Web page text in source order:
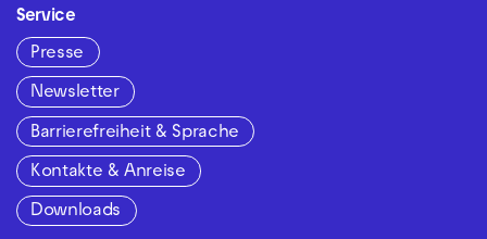
Service
Presse
Newsletter
Barrierefreiheit & Sprache
Kontakte & Anreise
Downloads